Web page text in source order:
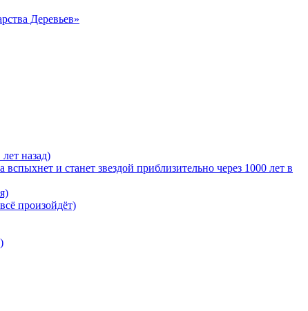
Деревьев»
назад)
и станет звездой приблизительно через 1000 лет в
произойдёт)